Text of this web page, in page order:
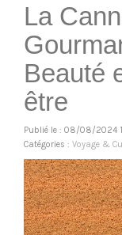
La
Beauté
être
Publié le : 08/08/2024
Catégories : Voyage &